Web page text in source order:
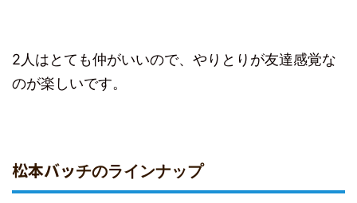
2人はとても仲がいいので、やりとりが友達感覚な
のが楽しいです。
松本バッチのラインナップ